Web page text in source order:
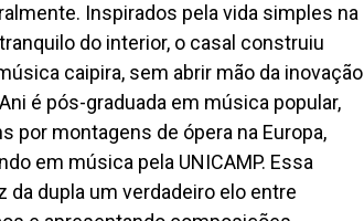
Inspirados pela vida simples na
do interior, o casal construiu
caipira, sem abrir mão da inovação
é pós-graduada em música popular,
por montagens de ópera na Europa,
em música pela UNICAMP. Essa
dupla um verdadeiro elo entre